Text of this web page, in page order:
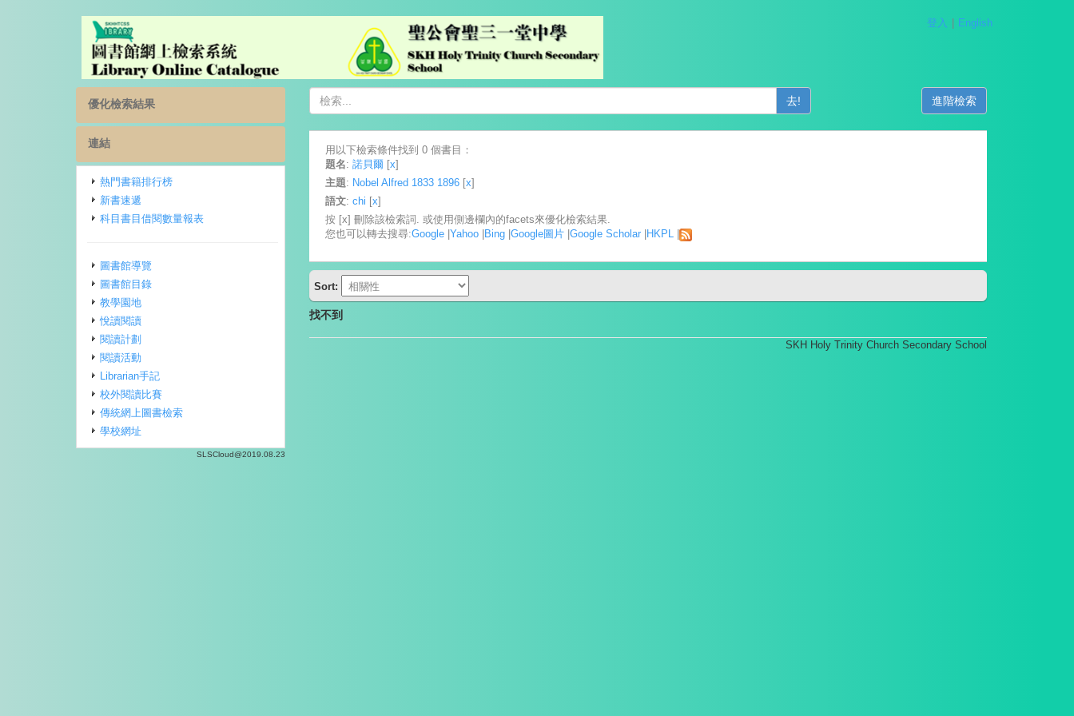
登入 English
優化檢索結果
連結
熱門書籍排行榜
新書速遞
科目書目借閱數量報表
圖書館導覽
圖書館目錄
教學園地
悅讀閱讀
閱讀計劃
閱讀活動
Librarian手記
校外閱讀比賽
傳統網上圖書檢索
學校網址
SLSCloud@2019.08.23
去! 進階檢索
用以下檢索條件找到 0 個書目：
題名: 諾貝爾 [x]
主題: Nobel Alfred 1833 1896 [x]
語文: chi [x]
按 [x] 刪除該檢索詞. 或使用側邊欄內的facets來優化檢索結果.
您也可以轉去搜尋:Google Yahoo Bing Google圖片 Google Scholar HKPL
Sort:
找不到
SKH Holy Trinity Church Secondary School